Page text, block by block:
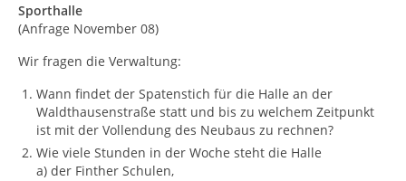
Sporthalle
(Anfrage November 08)
Wir fragen die Verwaltung:
Wann findet der Spatenstich für die Halle an der
Waldthausenstraße statt und bis zu welchem Zeitpunkt
ist mit der Vollendung des Neubaus zu rechnen?
Wie viele Stunden in der Woche steht die Halle
a) der Finther Schulen,